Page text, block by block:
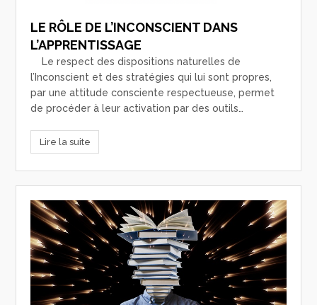
LE RÔLE DE L’INCONSCIENT DANS
L’APPRENTISSAGE
Le respect des dispositions naturelles de
l’Inconscient et des stratégies qui lui sont propres,
par une attitude consciente respectueuse, permet
de procéder à leur activation par des outils…
Lire la suite